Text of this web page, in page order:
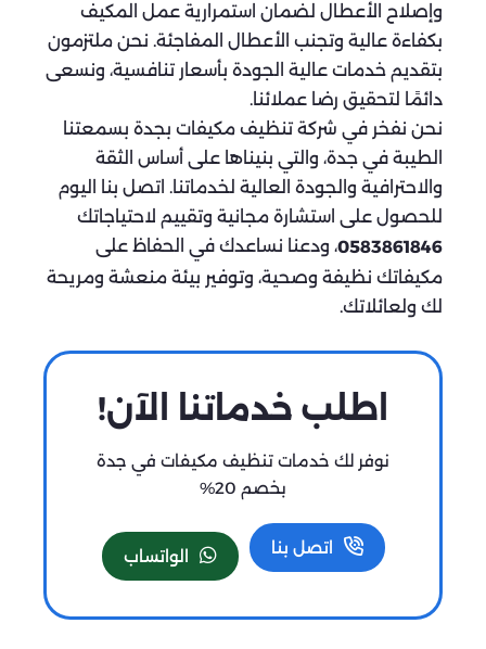
وإصلاح الأعطال لضمان استمرارية عمل المكيف
بكفاءة عالية وتجنب الأعطال المفاجئة. نحن ملتزمون
بتقديم خدمات عالية الجودة بأسعار تنافسية، ونسعى
دائمًا لتحقيق رضا عملائنا.
نحن نفخر في شركة تنظيف مكيفات بجدة بسمعتنا
الطيبة في جدة، والتي بنيناها على أساس الثقة
والاحترافية والجودة العالية لخدماتنا. اتصل بنا اليوم
للحصول على استشارة مجانية وتقييم لاحتياجاتك
0583861846، ودعنا نساعدك في الحفاظ على
مكيفاتك نظيفة وصحية، وتوفير بيئة منعشة ومريحة
لك ولعائلاتك.
اطلب خدماتنا الآن!
نوفر لك خدمات تنظيف مكيفات في جدة
بخصم 20%
اتصل بنا الواتساب